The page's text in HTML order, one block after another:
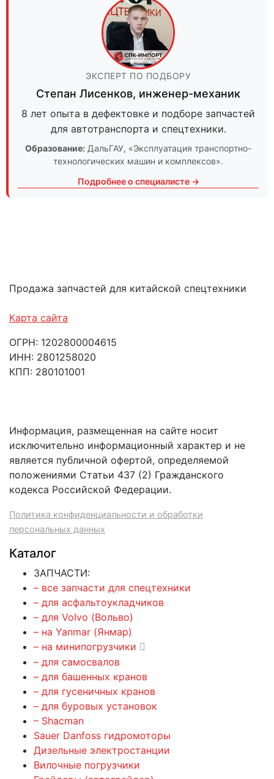
ЭКСПЕРТ ПО ПОДБОРУ
Степан Лисенков, инженер-механик
8 лет опыта в дефектовке и подборе запчастей
для автотранспорта и спецтехники.
Образование: ДальГАУ, «Эксплуатация транспортно-
технологических машин и комплексов».
Подробнее о специалисте →
Продажа запчастей для китайской спецтехники
Карта сайта
ОГРН: 1202800004615
ИНН: 2801258020
КПП: 280101001
Информация, размещенная на сайте носит
исключительно информационный характер и не
является публичной офертой, определяемой
положениями Статьи 437 (2) Гражданского
кодекса Российской Федерации.
Политика конфиденциальности и обработки
персональных данных
Каталог
ЗАПЧАСТИ:
– все запчасти для спецтехники
– для асфальтоукладчиков
– для Volvo (Вольво)
– на Yanmar (Янмар)
– на минипогрузчики
– для самосвалов
– для башенных кранов
– для гусеничных кранов
– для буровых установок
– Shacman
Sauer Danfoss гидромоторы
Дизельные электростанции
Вилочные погрузчики